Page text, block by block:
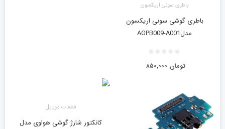
باطری سونی اریکسون
باطری گوشی سونی اریکسون
مدلAGPB009-A001
۸۵۰,۰۰۰ تومان
قطعات موبایل
کانکتور شارژ گوشی هواوی مدل